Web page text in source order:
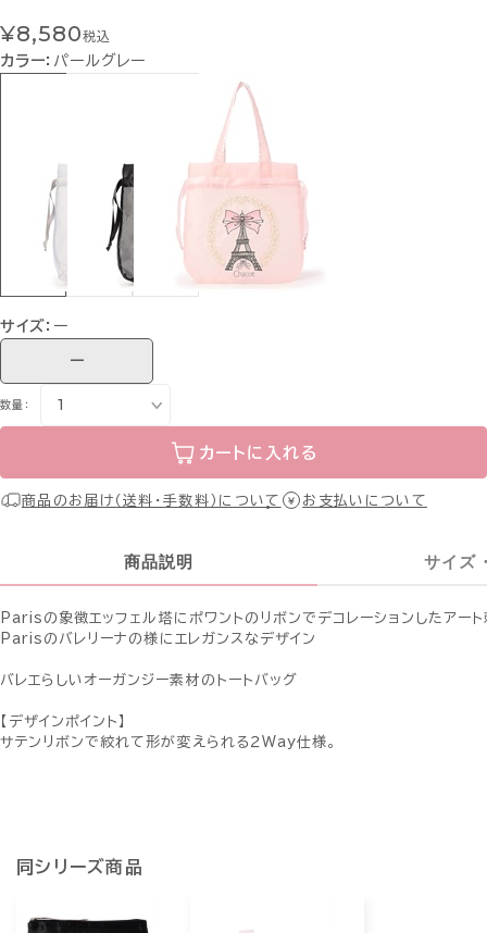
¥8,580税込
カラー： パールグレー
サイズ： ー
ー
数量：
カートに入れる
商品のお届け（送料・手数料）について お支払いについて
商品説明 サイズ
Parisの象徴エッフェル塔にポワントのリボンでデコレーションしたアー
Parisのバレリーナの様にエレガンスなデザイン
バレエらしいオーガンジー素材のトートバッグ
【デザインポイント】
サテンリボンで絞れて形が変えられる２Way仕様。
同シリーズ商品